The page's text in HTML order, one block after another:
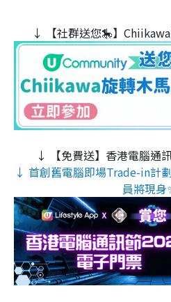
↓ 【社群送您🎠】
↓ 【免費送】香港電腦通
↓ 首創舊電腦即場Trade-in計
員將現身